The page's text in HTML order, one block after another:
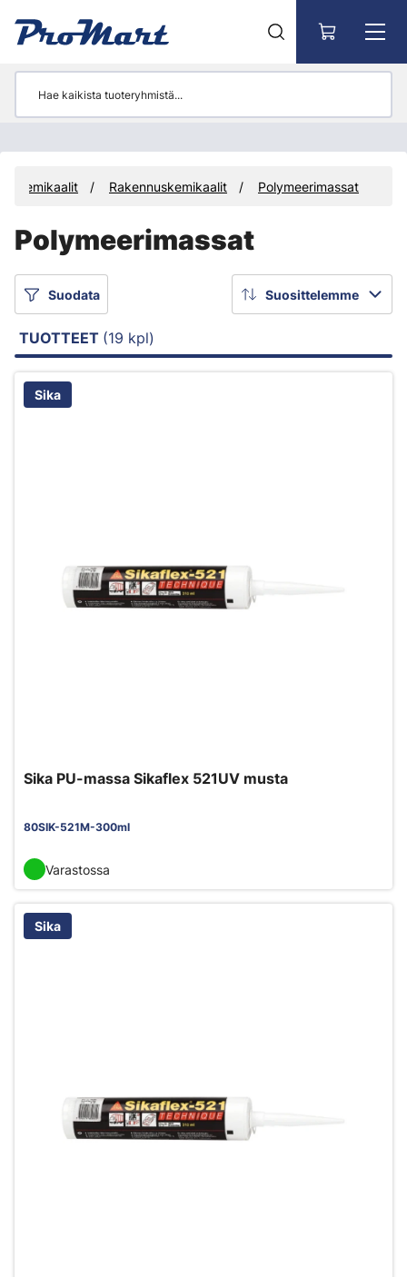
Kemikaalit Rakennuskemikaalit Polymeerimassat
Polymeerimassat
Suodata Suosittelemme
TUOTTEET (19 kpl)
Sika
Sika PU-massa Sikaflex 521UV musta
80SIK-521M-300ml
Varastossa
Sika